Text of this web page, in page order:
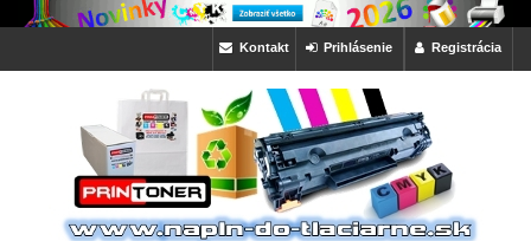
Registrácia
Prihlásenie
Kontakt